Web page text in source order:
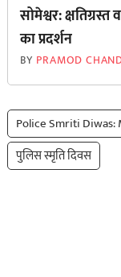
सोमेश्वर:
का प्रदर्शन
BY PRAMOD
Police Smriti Diwas:
पुलिस स्मृति दिवस